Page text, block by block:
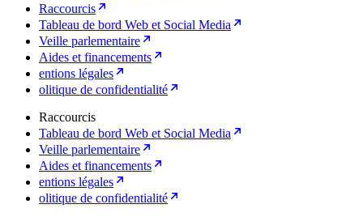
Raccourcis
Tableau de bord Web et Social Media
Veille parlementaire
Aides et financements
entions légales
olitique de confidentialité
Raccourcis
Tableau de bord Web et Social Media
Veille parlementaire
Aides et financements
entions légales
olitique de confidentialité